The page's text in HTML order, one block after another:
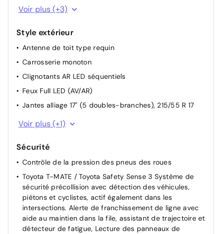
Ecran TFT 7"
(inclus 4 ans)
Services connectés standards MyToyota (inclus 10
Voir plus (+3)
Style extérieur
Antenne de toit type requin
Carrosserie monoton
Clignotants AR LED séquentiels
Feux Full LED (AV/AR)
Jantes alliage 17" (5 doubles-branches), 215/55 R 17
Rails de toit noir
Voir plus (+1)
Sécurité
Contrôle de la pression des pneus des roues
Toyota T-MATE / Toyota Safety Sense 3 Système de
sécurité précollision avec détection des véhicules,
piétons et cyclistes, actif également dans les
intersections. Alerte de franchissement de ligne avec
aide au maintien dans la file, assistant de trajectoire et
détecteur de fatigue, Lecture des panneaux de